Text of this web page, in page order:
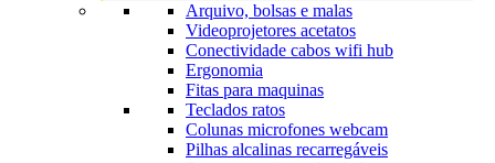
Arquivo, bolsas e malas
Videoprojetores acetatos
Conectividade cabos wifi hub
Ergonomia
Fitas para maquinas
Teclados ratos
Colunas microfones webcam
Pilhas alcalinas recarregáveis